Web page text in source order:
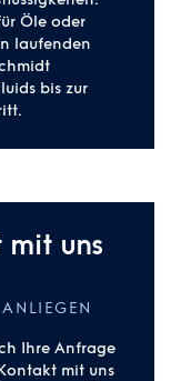
Öle oder
laufenden
bis zur
mit uns
Ihre Anfrage
mit uns